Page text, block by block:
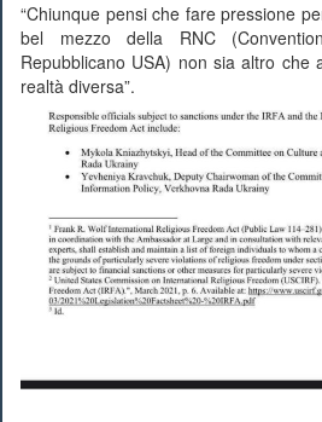
“Chiunque pensi che fare pressione
bel mezzo della RNC
Repubblicano USA) non sia altro che
realtà diversa”.